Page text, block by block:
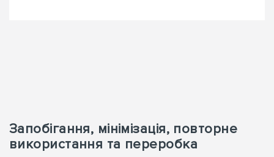
Запобігання, мінімізація, повторне
використання та переробка